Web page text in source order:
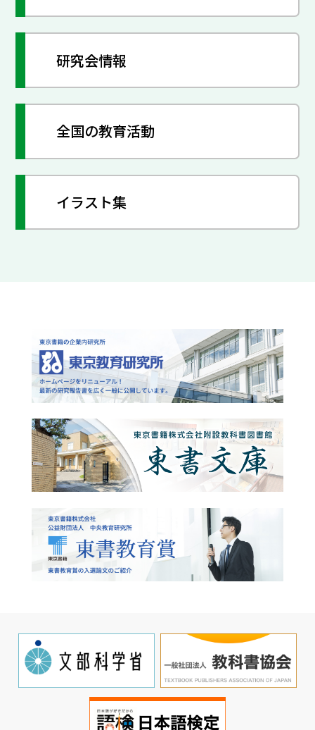
研究会情報
全国の教育活動
イラスト集